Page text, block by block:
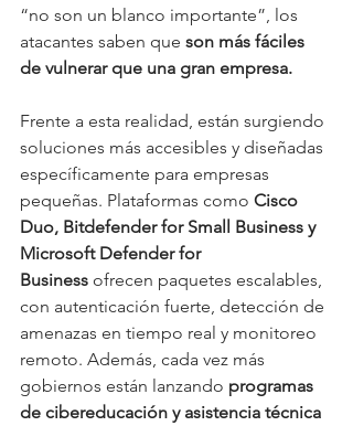
“no son un blanco importante”, los
atacantes saben que son más fáciles
de vulnerar que una gran empresa.
Frente a esta realidad, están surgiendo
soluciones más accesibles y diseñadas
específicamente para empresas
pequeñas. Plataformas como Cisco
Duo, Bitdefender for Small Business y
Microsoft Defender for
Business ofrecen paquetes escalables,
con autenticación fuerte, detección de
amenazas en tiempo real y monitoreo
remoto. Además, cada vez más
gobiernos están lanzando programas
de cibereducación y asistencia técnica